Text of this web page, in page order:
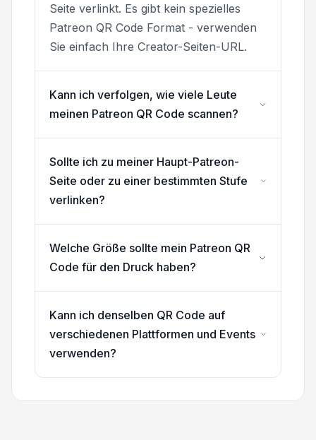
Seite verlinkt. Es gibt kein spezielles
Patreon QR Code Format - verwenden
Sie einfach Ihre Creator-Seiten-URL.
Kann ich verfolgen, wie viele Leute
meinen Patreon QR Code scannen?
Sollte ich zu meiner Haupt-Patreon-
Seite oder zu einer bestimmten Stufe
verlinken?
Welche Größe sollte mein Patreon QR
Code für den Druck haben?
Kann ich denselben QR Code auf
verschiedenen Plattformen und Events
verwenden?